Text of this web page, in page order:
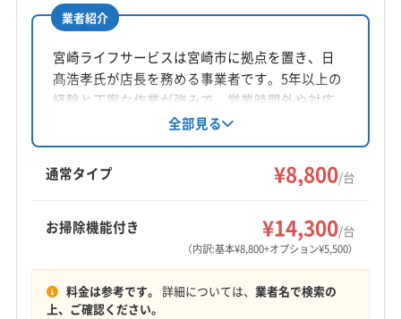
所在地
鹿児島県鹿児島市常盤1-13-1 Fステ-ジ二番館606
対応地域
いちき串木野市 阿久根市
伊佐市
薩摩川内市 鹿児島市 出水市
日置市
霧島市
姶良郡湧水町
(熊本県) 葦北郡芦北町
(熊本県) 人吉市
(熊本県) 八代郡氷川町
09:00〜20:00
定休日
業者紹介
宮崎ライフサービスは宮崎市に拠点を置き、日
髙浩孝氏が店長を務める事業者です。5年以上の
経験と丁寧な作業が強みで、営業時間外や対応
地域外でも柔軟に対応可能。汚れに応じた洗剤
を使用し、エアコンを丁寧にクリーニングしま
す。防カビ・抗菌コーティングも好評です。
全部見る
通常タイプ ¥8,800/台
お掃除機能付き ¥14,300/台
（内訳:基本¥8,800+オプション¥5,500）
料金は参考です。 詳細については、 業者名で検索の
上、ご確認ください。